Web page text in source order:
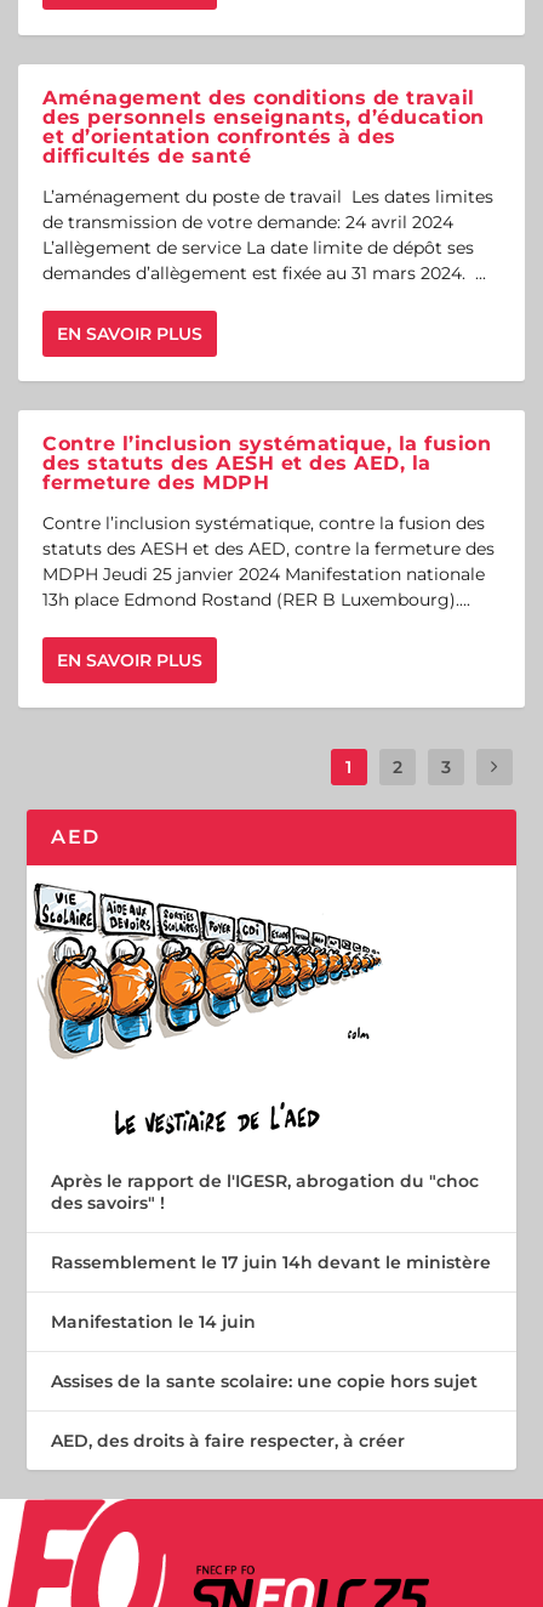
Aménagement des conditions de travail
des personnels enseignants, d’éducation
et d’orientation confrontés à des
difficultés de santé
L’aménagement du poste de travail Les dates limites
de transmission de votre demande: 24 avril 2024
L’allègement de service La date limite de dépôt ses
demandes d’allègement est fixée au 31 mars 2024. ...
EN SAVOIR PLUS
Contre l’inclusion systématique, la fusion
des statuts des AESH et des AED, la
fermeture des MDPH
Contre l’inclusion systématique, contre la fusion des
statuts des AESH et des AED, contre la fermeture des
MDPH Jeudi 25 janvier 2024 Manifestation nationale
13h place Edmond Rostand (RER B Luxembourg)....
EN SAVOIR PLUS
1 2 3
AED
Après le rapport de l'IGESR, abrogation du "choc
des savoirs" !
Rassemblement le 17 juin 14h devant le ministère
Manifestation le 14 juin
Assises de la sante scolaire: une copie hors sujet
AED, des droits à faire respecter, à créer